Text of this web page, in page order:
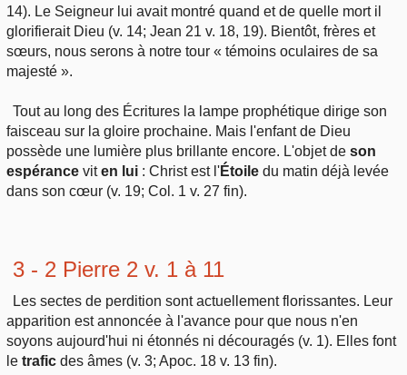
14). Le Seigneur lui avait montré quand et de quelle mort il
glorifierait Dieu (v. 14; Jean 21 v. 18, 19). Bientôt, frères et
sœurs, nous serons à notre tour « témoins oculaires de sa
majesté ».
Tout au long des Écritures la lampe prophétique dirige son
faisceau sur la gloire prochaine. Mais l'enfant de Dieu
possède une lumière plus brillante encore. L'objet de son
espérance viten lui : Christ est l'Étoile du matin déjà levée
dans son cœur (v. 19; Col. 1 v. 27 fin).
3 - 2 Pierre 2 v. 1 à 11
Les sectes de perdition sont actuellement florissantes. Leur
apparition est annoncée à l'avance pour que nous n'en
soyons aujourd'hui ni étonnés ni découragés (v. 1). Elles font
le trafic des âmes (v. 3; Apoc. 18 v. 13 fin).